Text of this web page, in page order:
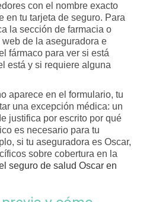
con el nombre exacto
en tu tarjeta de seguro. Para
la sección de farmacia o
de la aseguradora e
fármaco para ver si está
está y si requiere alguna
aparece en el formulario, tu
una excepción médica: un
justifica por escrito por qué
es necesario para tu
si tu aseguradora es Oscar,
sobre cobertura en la
seguro de salud Oscar en